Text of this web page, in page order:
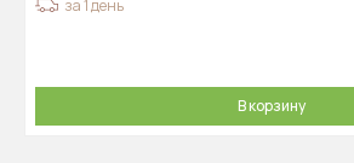
за 1 день
В корзину